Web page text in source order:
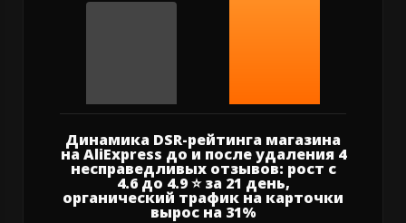
Динамика DSR-рейтинга магазина
на AliExpress до и после удаления 4
несправедливых отзывов: рост с
4.6 до 4.9 ⭐ за 21 день,
органический трафик на карточки
вырос на 31%